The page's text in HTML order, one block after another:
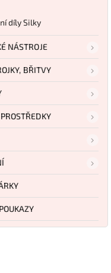
díly Silky
NÁSTROJE
BŘITVY